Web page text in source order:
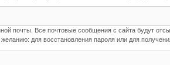
почты. Все почтовые сообщения с сайта будут
для восстановления пароля или для